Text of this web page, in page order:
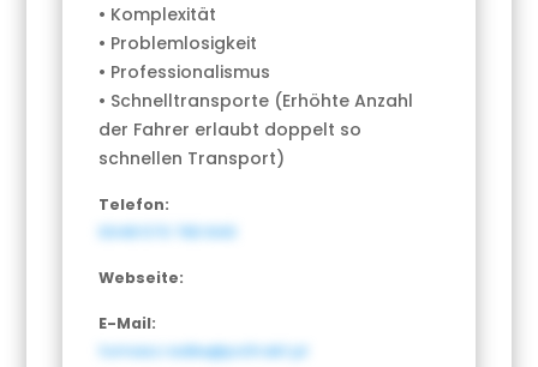
• Komplexität
• Problemlosigkeit
• Professionalismus
• Schnelltransporte (Erhöhte Anzahl
der Fahrer erlaubt doppelt so
schnellen Transport)
Telefon:
0048 570 780 840
Webseite:
E-Mail:
tomasz.radke@poltrakt.pl